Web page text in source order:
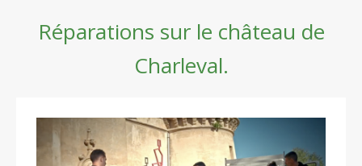
Réparations sur le château de
Charleval.